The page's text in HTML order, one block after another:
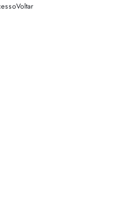
Voltar